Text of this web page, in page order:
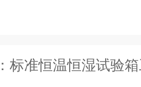
标准恒温恒湿试验